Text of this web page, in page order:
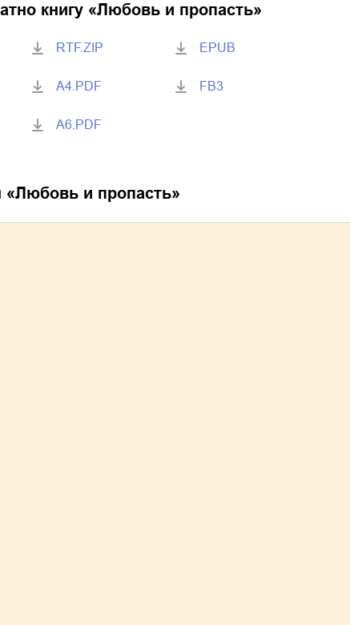
книгу «Любовь и пропасть»
RTF.ZIP
A4.PDF
A6.PDF
EPUB
FB3
«Любовь и пропасть»